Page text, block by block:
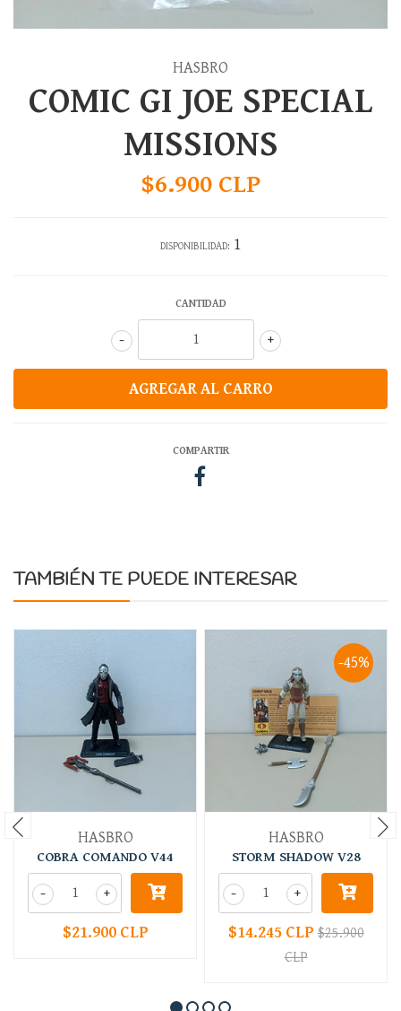
HASBRO
COMIC GI JOE SPECIAL
MISSIONS
$6.900 CLP
DISPONIBILIDAD: 1
CANTIDAD
+
-
COMPARTIR
TAMBIÉN TE PUEDE INTERESAR
HASBRO
COBRA COMANDO V44
+
-
$21.900 CLP
-45%
HASBRO
STORM SHADOW V28
+
-
$14.245 CLP$25.900
CLP